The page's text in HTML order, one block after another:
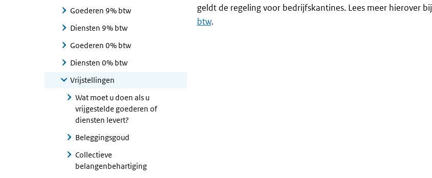
Goederen 9% btw
Diensten 9% btw
Goederen 0% btw
Diensten 0% btw
Vrijstellingen
Wat moet u doen als u
vrijgestelde goederen of
diensten levert?
Beleggingsgoud
Collectieve
belangenbehartiging
geldt de regeling voor bedrijfskantines. Lees meer hierover bij
btw.